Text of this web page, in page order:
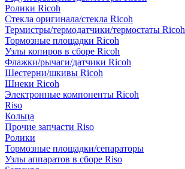
Ролики Ricoh
Стекла оригинала/стекла Ricoh
Термистры/термодатчики/термостаты Ricoh
Тормозные площадки Ricoh
Узлы копиров в сборе Ricoh
Флажки/рычаги/датчики Ricoh
Шестерни/шкивы Ricoh
Шнеки Ricoh
Электронные компоненты Ricoh
Riso
Кольца
Прочие запчасти Riso
Ролики
Тормозные площадки/сепараторы
Узлы аппаратов в сборе Riso